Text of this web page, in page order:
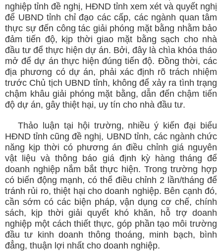
nghiệp tỉnh đề nghị, HĐND tỉnh xem xét và quyết nghị
để UBND tỉnh chỉ đạo các cấp, các ngành quan tâm
thực sự đến công tác giải phóng mặt bằng nhằm bảo
đảm tiến độ, kịp thời giao mặt bằng sạch cho nhà
đầu tư để thực hiện dự án. Bởi, đây là chìa khóa tháo
mở để dự án thực hiện đúng tiến độ. Đồng thời, các
địa phương có dự án, phải xác định rõ trách nhiệm
trước Chủ tịch UBND tỉnh, không để xảy ra tình trạng
chậm khâu giải phóng mặt bằng, dẫn đến chậm tiến
độ dự án, gây thiệt hại, uy tín cho nhà đầu tư.
Thảo luận tại hội trường, nhiều ý kiến đại biểu
HĐND tỉnh cũng đề nghị, UBND tỉnh, các ngành chức
năng kịp thời có phương án điều chỉnh giá nguyên
vật liệu và thông báo giá định kỳ hàng tháng để
doanh nghiệp nắm bắt thực hiện. Trong trường hợp
có biến động mạnh, có thể điều chỉnh 2 lần/tháng để
tránh rủi ro, thiệt hại cho doanh nghiệp. Bên cạnh đó,
cần sớm có các biện pháp, vận dụng cơ chế, chính
sách, kịp thời giải quyết khó khăn, hỗ trợ doanh
nghiệp một cách thiết thực, góp phần tạo môi trường
đầu tư kinh doanh thông thoáng, minh bạch, bình
đẳng, thuận lợi nhất cho doanh nghiệp.